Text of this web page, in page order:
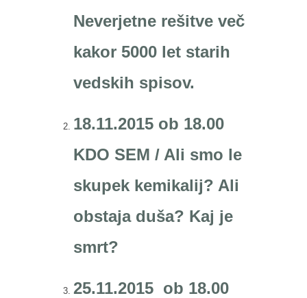
Neverjetne rešitve več
kakor 5000 let starih
vedskih spisov.
18.11.2015 ob 18.00
KDO SEM / Ali smo le
skupek kemikalij? Ali
obstaja duša? Kaj je
smrt?
25.11.2015 ob 18.00